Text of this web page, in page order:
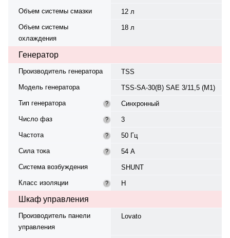
Объем системы смазки
12 л
Объем системы
охлаждения
18 л
Генератор
Производитель генератора
TSS
Модель генератора
TSS-SA-30(B) SAE 3/11,5 (М1)
Тип генератора
?
Синхронный
Число фаз
?
3
Частота
?
50 Гц
Сила тока
?
54 А
Система возбуждения
SHUNT
Класс изоляции
? H
Шкаф управления
Производитель панели
управления
Lovato